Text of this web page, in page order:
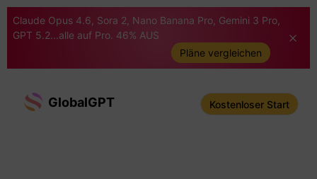
Claude Opus 4.6, Sora 2, Nano Banana Pro, Gemini 3 Pro,
GPT 5.2...alle auf Pro. 46% AUS
Pläne vergleichen
GlobalGPT Kostenloser Start